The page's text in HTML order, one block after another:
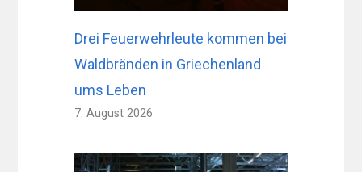
Drei Feuerwehrleute kommen bei
Waldbränden in Griechenland
ums Leben
7. August 2026